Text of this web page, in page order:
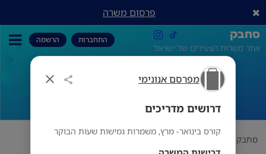
מפרסם אנונימי
דרושים מדריכים
קורס בינואר- מרץ, משמרות גמישות שעות הבוקר
פרסום משרה
סחבק
אתר משרות הצעירים של ישראל
התחברות הרשמה
דרושים מדריכים
סחבק תחום מפרסם אנונימי